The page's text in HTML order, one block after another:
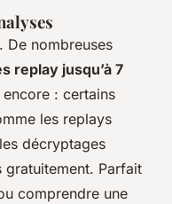
De nombreuses
replay jusqu’à 7
: certains
les replays
décryptages
gratuitement. Parfait
comprendre une